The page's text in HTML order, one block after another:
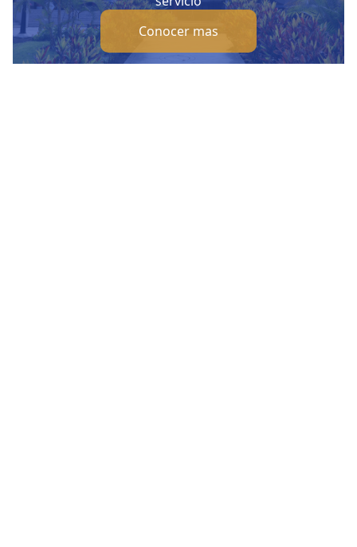
Conocer mas